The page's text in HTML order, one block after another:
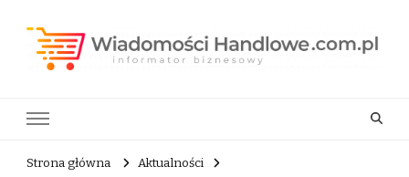
Strona główna
Aktualności